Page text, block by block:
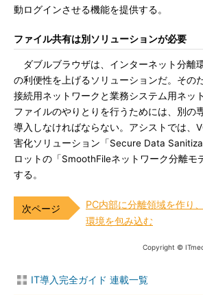
動ログインさせる機能を提供する。
ファイル共有は別ソリューションが必要
ダブルブラウザは、インターネット分離
の利便性を上げるソリューションだ。その
接続用ネットワークと業務システム用ネッ
ファイルのやりとりを行うためには、別の
導入しなければならない。アシストでは、
害化ソリューション「Secure Data
ロットの「SmoothFileネットワーク分離モ
する。
PC内部に分離領域を作り
環境を包み込む
Copyright ©
IT導入完全ガイド 連載一覧